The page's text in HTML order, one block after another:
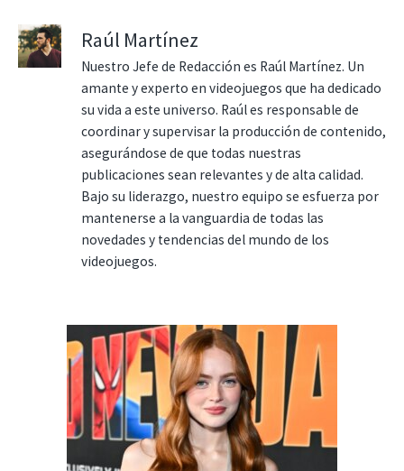
Raúl Martínez
Nuestro Jefe de Redacción es Raúl Martínez. Un
amante y experto en videojuegos que ha dedicado
su vida a este universo. Raúl es responsable de
coordinar y supervisar la producción de contenido,
asegurándose de que todas nuestras
publicaciones sean relevantes y de alta calidad.
Bajo su liderazgo, nuestro equipo se esfuerza por
mantenerse a la vanguardia de todas las
novedades y tendencias del mundo de los
videojuegos.